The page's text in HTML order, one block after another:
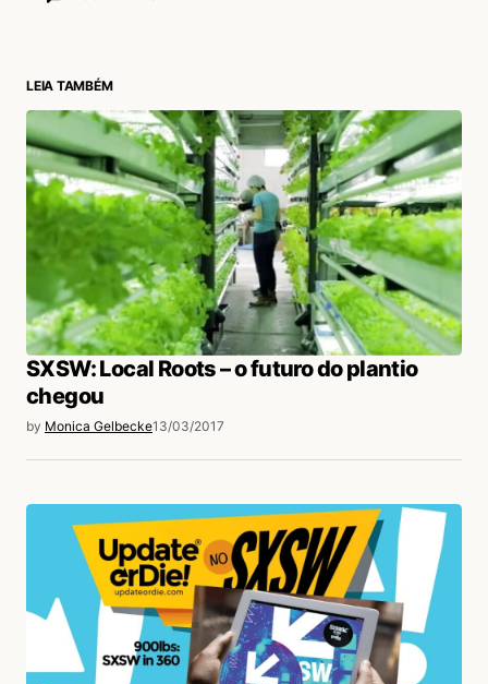
Hebe Veiga Marisa Bastos
Acesse para responder
login
LEIA TAMBÉM
SXSW: Local Roots – o futuro do plantio
chegou
by Monica Gelbecke13/03/2017